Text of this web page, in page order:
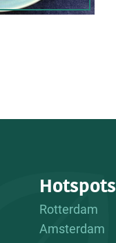
Hotspots
Rotterdam
Amsterdam